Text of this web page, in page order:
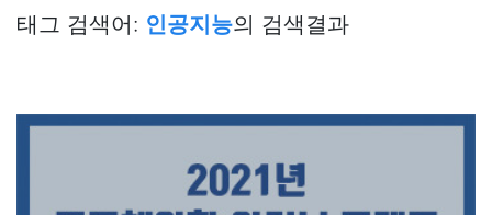
태그 검색어: 인공지능의 검색결과